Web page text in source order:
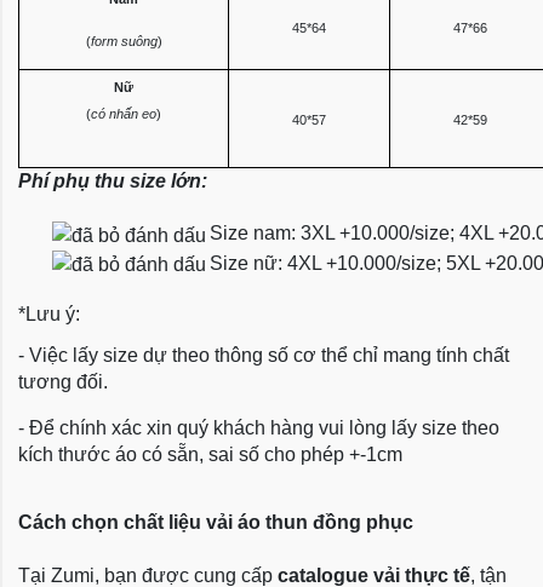
45*64
47*66
(form suông)
Nữ
40*57 42*59
(có nhấn eo)
Phí phụ thu size lớn:
Size nam: 3XL +10.000/size; 4XL
Size nữ: 4XL +10.000/size; 5XL
*Lưu ý:
- Việc lấy size dự theo thông số cơ thể chỉ mang tính chất
tương đối.
- Để chính xác xin quý khách hàng vui lòng lấy size theo
kích thước áo có sẵn, sai số cho phép +-1cm
Cách chọn chất liệu vải áo thun đồng phục
Tại Zumi, bạn được cung cấp catalogue vải thực tế, tận